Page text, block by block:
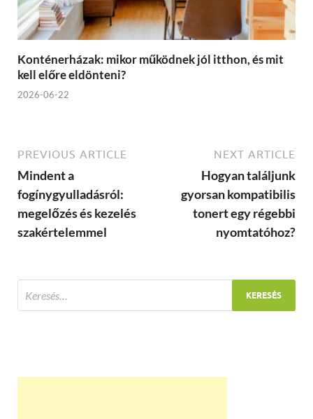
Konténerházak: mikor működnek jól itthon, és mit
kell előre eldönteni?
2026-06-22
PREVIOUS ARTICLE
Mindent a
fogínygyulladásról:
megelőzés és kezelés
szakértelemmel
NEXT ARTICLE
Hogyan találjunk
gyorsan kompatibilis
tonert egy régebbi
nyomtatóhoz?